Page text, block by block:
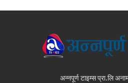
अन्नपूर्ण टाइम्स प्रा.लि